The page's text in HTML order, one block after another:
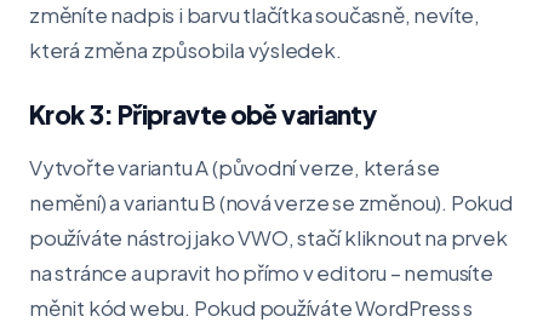
změníte nadpis i barvu tlačítka současně, nevíte,
která změna způsobila výsledek.
Krok 3: Připravte obě varianty
Vytvořte variantu A (původní verze, která se
nemění) a variantu B (nová verze se změnou). Pokud
používáte nástroj jako VWO, stačí kliknout na prvek
na stránce a upravit ho přímo v editoru – nemusíte
měnit kód webu. Pokud používáte WordPress s